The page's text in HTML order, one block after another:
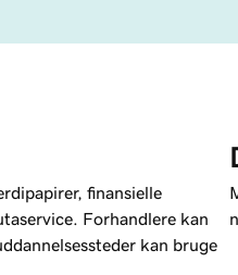
finansielle
Forhandlere kan
kan bruge